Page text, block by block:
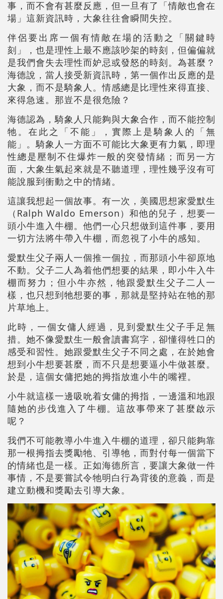
事，而不會有甚麼反應，但一旦有了「情敵也會在
場」這新資訊時，大象往往會瞬間失控。
伴侶要出席一個有情敵在場的活動之「關鍵時
刻」，也是理性上最不應該吵架的時刻，但偏偏就
是我們會失去理性而妒忌或發怒的時刻。為甚麼？
海德說，當人接受新資訊時，第一個作出反應的是
大象，而不是騎象人。情感總是比理性來得直接、
來得急速。那豈不是很危險？
海德認為，騎象人只能夠與大象合作，而不能控制
牠。在此之「不能」，實際上是騎象人的「無
能」。騎象人一方面不可能比大象更有力氣，即理
性總是壓制不住爆炸一般的突發情緒；而另一方
面，大象生氣起來就是不聽道理，理性幾乎沒有可
能說服到衝動之中的情緒。
這讓我想起一個故事。有一次，美國思想家愛默生
（Ralph Waldo Emerson）和他的兒子，想要一
頭小牛進入牛棚。他們一心只想做到這件事，要用
一切方法將牛帶入牛棚，而忽視了小牛的感知。
愛默生父子兩人一個推一個拉，而那頭小牛卻原地
不動。父子二人為着他們想要的結果，即小牛入牛
棚而努力；但小牛亦然，牠跟愛默生父子二人一
樣，也只想到牠想要的事，那就是堅持站在牠的那
片草地上。
此時，一個女傭人經過，見到愛默生父子手足無
措。她不像愛默生一般會讀書寫字，卻懂得牲口的
感受和習性。她跟愛默生父子不同之處，在於她會
想到小牛想要甚麼，而不只是想要逼小牛做甚麼。
於是，這個女傭把她的拇指放進小牛的嘴裡。
小牛就這樣一邊吸吮着女傭的拇指，一邊溫和地跟
隨她的步伐進入了牛棚。這故事帶來了甚麼啟示
呢？
我們不可能教導小牛進入牛棚的道理，卻只能夠靠
那一根拇指去獎勵牠、引導牠，而對付每一個當下
的情緒也是一樣。正如海德所言，要讓大象做一件
事情，不是要嘗試令牠明白行為背後的意義，而是
建立動機和獎勵去引導大象。